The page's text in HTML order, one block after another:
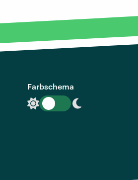
Farbschema